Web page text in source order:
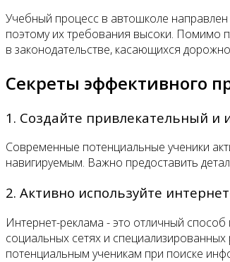
Учебный процесс в автошколе
поэтому их требования высоки. Помимо
в законодательстве, касающихся
Секреты эффективного
1. Создайте привлекательный и
Современные потенциальные ученики
навигируемым. Важно предоставить
2. Активно используйте
Интернет-реклама - это отличный
социальных сетях и
потенциальным ученикам при поиске